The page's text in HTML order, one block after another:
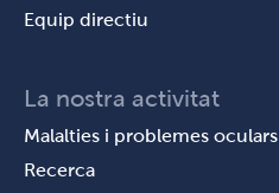
Equip directiu
La nostra activitat
Malalties i problemes oculars
Recerca